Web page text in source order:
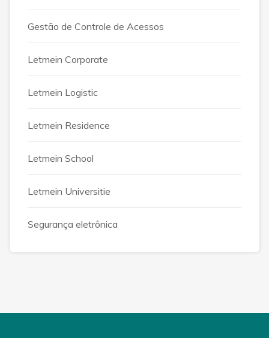
Gestão de Controle de Acessos
Letmein Corporate
Letmein Logistic
Letmein Residence
Letmein School
Letmein Universitie
Segurança eletrônica